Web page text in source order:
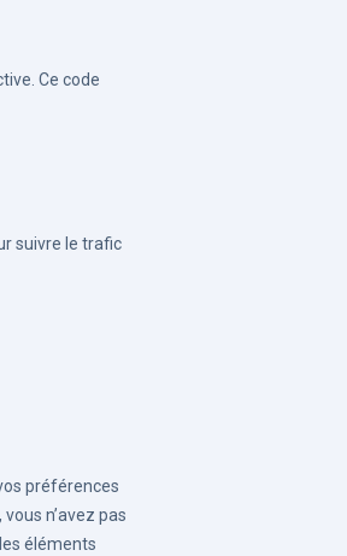
Ce code
suivre le trafic
préférences
n’avez pas
éléments